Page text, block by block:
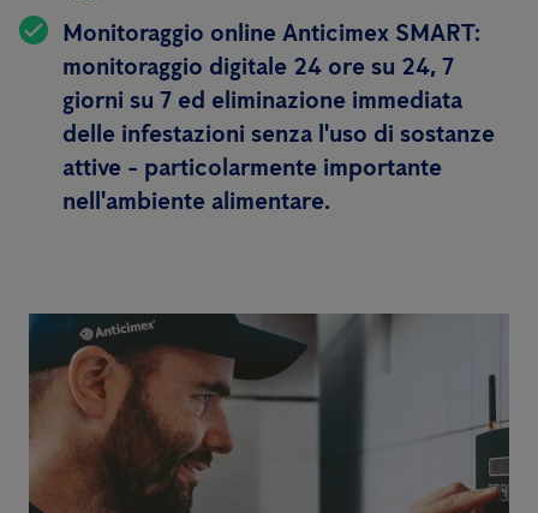
Monitoraggio online Anticimex SMART:
monitoraggio digitale 24 ore su 24, 7
giorni su 7 ed eliminazione immediata
delle infestazioni senza l'uso di sostanze
attive - particolarmente importante
nell'ambiente alimentare.